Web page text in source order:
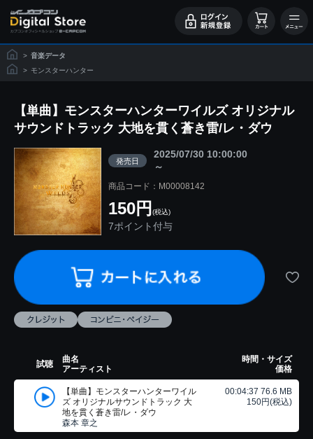
> 音楽データ
> モンスターハンター
【単曲】モンスターハンターワイルズ オリジナル
サウンドトラック 大地を貫く蒼き雷/レ・ダウ
発売日
2025/07/30 10:00:00
～
商品コード：M00008142
150円 (税込)
7ポイント付与
試聴
曲名
アーティスト
時間・サイズ
価格
【単曲】モンスターハンターワイル
ズ オリジナルサウンドトラック 大
地を貫く蒼き雷/レ・ダウ
森本 章之
00:04:37 76.6 MB
150円(税込)